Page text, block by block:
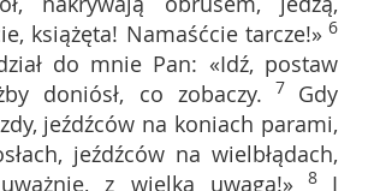
książęta! Namaśćcie tarcze!» 6
do mnie Pan: «Idź, postaw
doniósł, co zobaczy. 7 Gdy
jeźdźców na koniach parami,
jeźdźców na wielbłądach,
z wielką uwagą!» 8 I